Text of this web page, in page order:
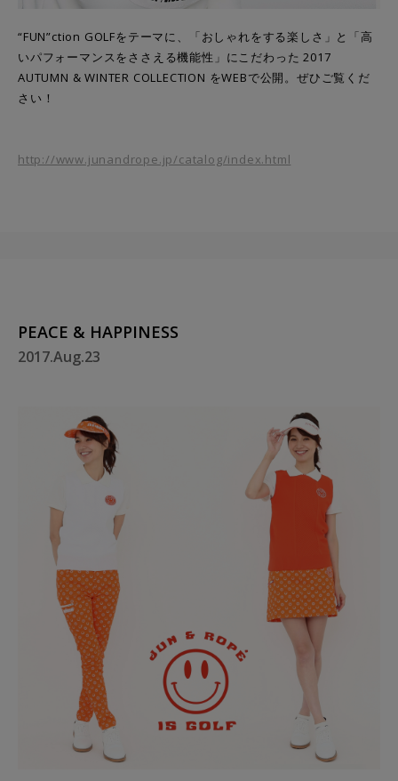
“FUN”ction GOLFをテーマに、 「おしゃれをする楽しさ」と
「高
いパフォーマンスをささえる機能性」にこだわった 2017
AUTUMN & WINTER COLLECTION をWEBで公開。ぜひご覧くだ
さい！
http://www.junandrope.jp/catalog/index.html
PEACE & HAPPINESS
2017.Aug.23